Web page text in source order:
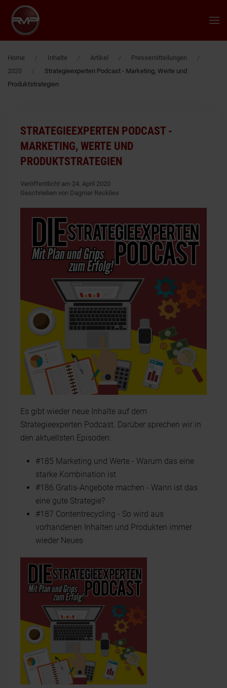
Zum Hauptinhalt springen
Home Inhalte Artikel
Pressemitteilungen
2020
Strategieexperten Podcast - Marketing, Werte und
Produktstrategien
STRATEGIEEXPERTEN PODCAST -
MARKETING, WERTE UND
PRODUKTSTRATEGIEN
Veröffentlicht am 24. April 2020
Geschrieben von Dagmar Recklies
Es gibt wieder neue Inhalte auf dem
Strategieexperten Podcast. Darüber sprechen wir in
den aktuellsten Episoden:
#185 Marketing und Werte - Warum das eine
starke Kombination ist
#186 Gratis-Angebote machen - Wann ist das
eine gute Strategie?
#187 Contentrecycling - So wird aus
vorhandenen Inhalten und Produkten immer
wieder Neues